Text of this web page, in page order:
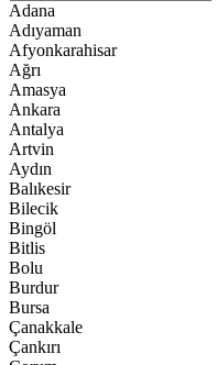
Adana
Adıyaman
Afyonkarahisar
Ağrı
Amasya
Ankara
Antalya
Artvin
Aydın
Balıkesir
Bilecik
Bingöl
Bitlis
Bolu
Burdur
Bursa
Çanakkale
Çankırı